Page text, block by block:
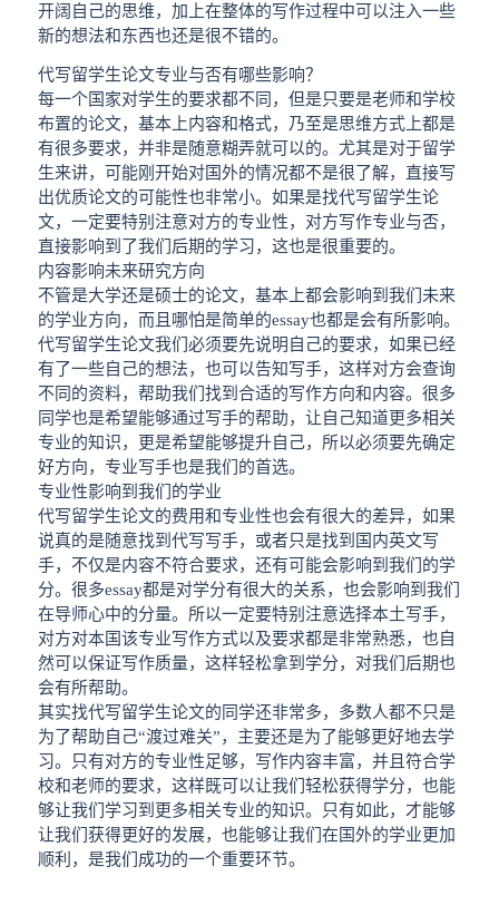
开阔自己的思维，加上在整体的写作过程中可以注入一些
新的想法和东西也还是很不错的。
代写留学生论文专业与否有哪些影响？
每一个国家对学生的要求都不同，但是只要是老师和学校
布置的论文，基本上内容和格式，乃至是思维方式上都是
有很多要求，并非是随意糊弄就可以的。尤其是对于留学
生来讲，可能刚开始对国外的情况都不是很了解，直接写
出优质论文的可能性也非常小。如果是找代写留学生论
文，一定要特别注意对方的专业性，对方写作专业与否，
直接影响到了我们后期的学习，这也是很重要的。
内容影响未来研究方向
不管是大学还是硕士的论文，基本上都会影响到我们未来
的学业方向，而且哪怕是简单的essay也都是会有所影响。
代写留学生论文我们必须要先说明自己的要求，如果已经
有了一些自己的想法，也可以告知写手，这样对方会查询
不同的资料，帮助我们找到合适的写作方向和内容。很多
同学也是希望能够通过写手的帮助，让自己知道更多相关
专业的知识，更是希望能够提升自己，所以必须要先确定
好方向，专业写手也是我们的首选。
专业性影响到我们的学业
代写留学生论文的费用和专业性也会有很大的差异，如果
说真的是随意找到代写写手，或者只是找到国内英文写
手，不仅是内容不符合要求，还有可能会影响到我们的学
分。很多essay都是对学分有很大的关系，也会影响到我们
在导师心中的分量。所以一定要特别注意选择本土写手，
对方对本国该专业写作方式以及要求都是非常熟悉，也自
然可以保证写作质量，这样轻松拿到学分，对我们后期也
会有所帮助。
其实找代写留学生论文的同学还非常多，多数人都不只是
为了帮助自己“渡过难关”，主要还是为了能够更好地去学
习。只有对方的专业性足够，写作内容丰富，并且符合学
校和老师的要求，这样既可以让我们轻松获得学分，也能
够让我们学习到更多相关专业的知识。只有如此，才能够
让我们获得更好的发展，也能够让我们在国外的学业更加
顺利，是我们成功的一个重要环节。